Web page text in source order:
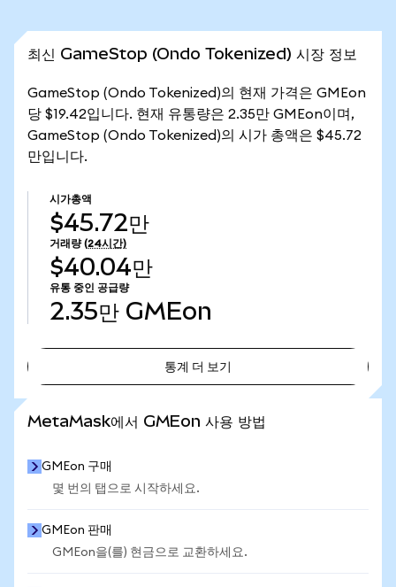
최신 GameStop (Ondo Tokenized) 시장 정보
GameStop (Ondo Tokenized)의 현재 가격은 GMEon
당 $19.42입니다. 현재 유통량은 2.35만 GMEon이며,
GameStop (Ondo Tokenized)의 시가 총액은 $45.72
만입니다.
시가총액
$45.72만
거래량 (24시간)
$40.04만
유통 중인 공급량
2.35만 GMEon
통계 더 보기
MetaMask에서 GMEon 사용 방법
GMEon 구매
몇 번의 탭으로 시작하세요.
GMEon 판매
GMEon을(를) 현금으로 교환하세요.